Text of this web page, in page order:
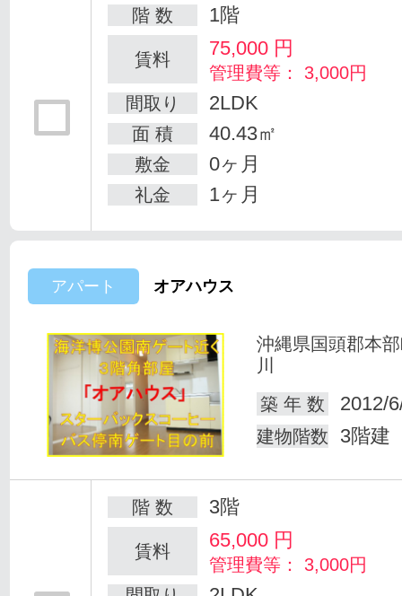
階 数 1階
賃料 75,000 円
管理費等： 3,000円
間取り
2LDK
面 積 40.43㎡
敷金 0ヶ月
礼金 1ヶ月
アパート オアハウス
沖縄県国頭郡本
川
築 年 数
2012/
建物階数 3階建
階 数 3階
賃料 65,000 円
管理費等： 3,000円